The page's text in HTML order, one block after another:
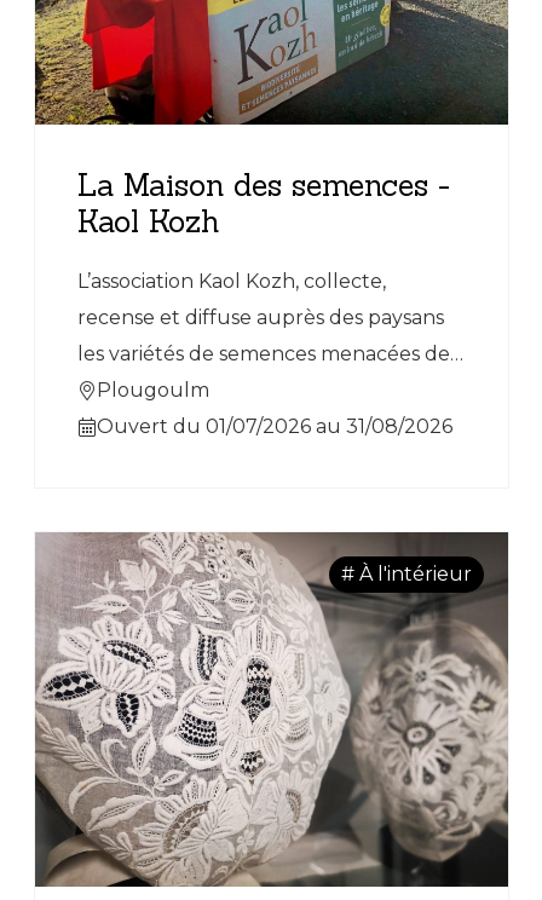
La Maison des semences -
Kaol Kozh
L’association Kaol Kozh, collecte,
recense et diffuse auprès des paysans
les variétés de semences menacées de
disparition. Elle organise également,
pour le grand-public, des animations,
Plougoulm
Ouvert du 01/07/2026 au 31/08/2026
# À l'intérieur